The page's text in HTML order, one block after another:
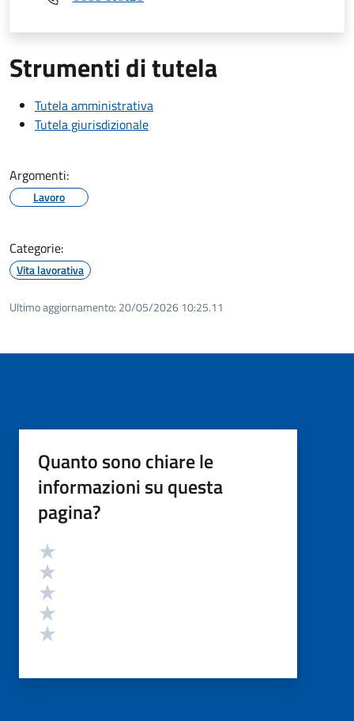
Strumenti di tutela
Tutela amministrativa
Tutela giurisdizionale
Argomenti:
Lavoro
Categorie:
Vita lavorativa
Ultimo aggiornamento: 20/05/2026 10:25.11
Quanto sono chiare le
informazioni su questa
pagina?
Valutazione